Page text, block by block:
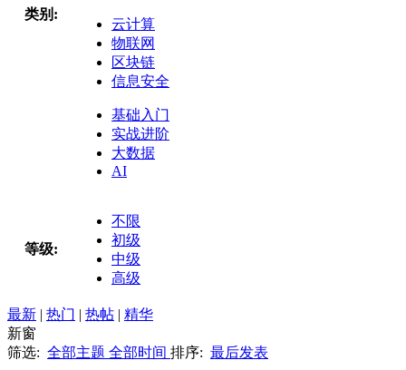
类别:
云计算
物联网
区块链
信息安全
基础入门
实战进阶
大数据
AI
等级:
不限
初级
中级
高级
最新 | 热门 | 热帖 | 精华
新窗
筛选: 全部主题 全部时间 排序: 最后发表